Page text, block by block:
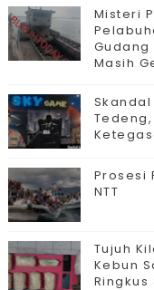
Misteri
Gudang
Masih
Skandal
Prosesi
NTT
Tujuh
Kebun
Ringkus